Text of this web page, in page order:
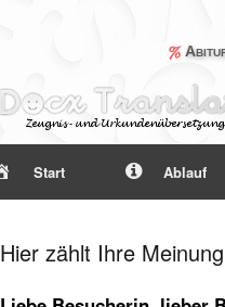
Start Ablauf
Hier zählt Ihre